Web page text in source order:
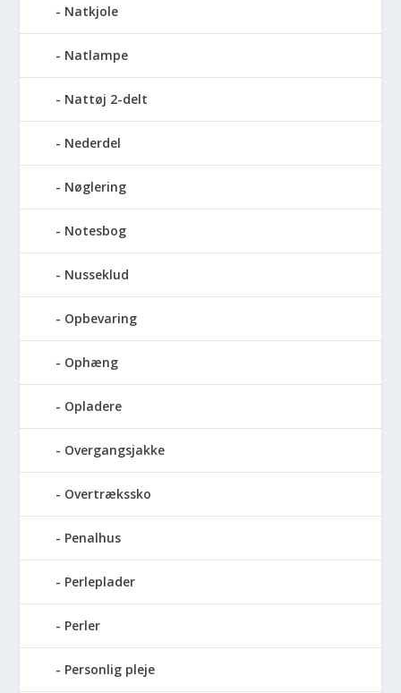
Natkjole
Natlampe
Nattøj 2-delt
Nederdel
Nøglering
Notesbog
Nusseklud
Opbevaring
Ophæng
Opladere
Overgangsjakke
Overtrækssko
Penalhus
Perleplader
Perler
Personlig pleje